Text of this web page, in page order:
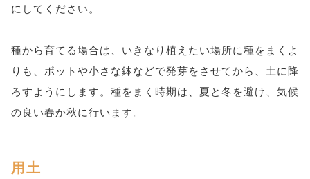
にしてください。
種から育てる場合は、いきなり植えたい場所に種をまくよ
りも、ポットや小さな鉢などで発芽をさせてから、土に降
ろすようにします。種をまく時期は、夏と冬を避け、気候
の良い春か秋に行います。
用土